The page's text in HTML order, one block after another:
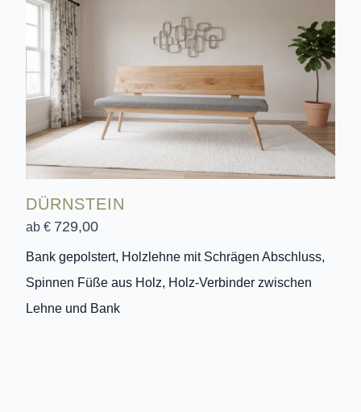
DÜRNSTEIN
ab € 729,00
Bank gepolstert, Holzlehne mit Schrägen Abschluss,
Spinnen Füße aus Holz, Holz-Verbinder zwischen
Lehne und Bank